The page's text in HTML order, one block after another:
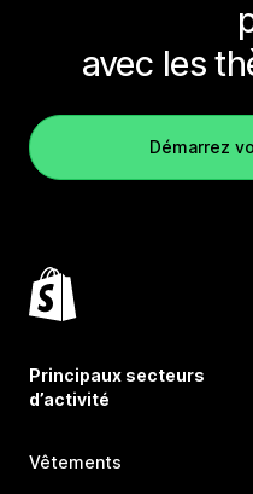
avec les
Démarrez
Principaux secteurs
d’activité
Vêtements